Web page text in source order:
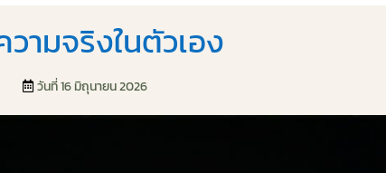
วามจริงในตัวเอง
วันที่ 16 มิถุนายน 2026